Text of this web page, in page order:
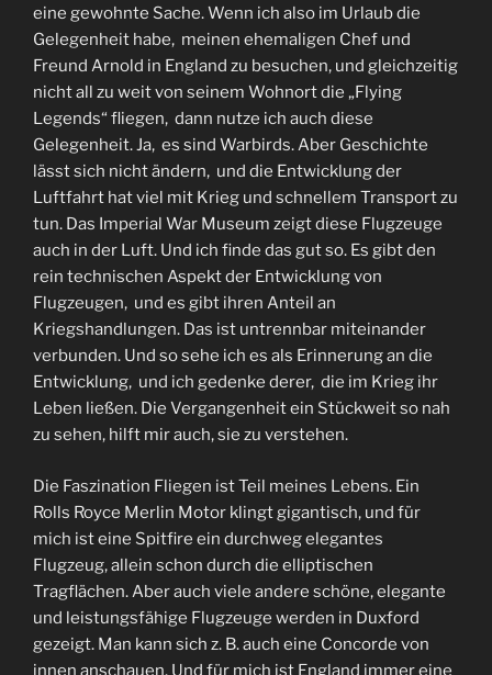
eine gewohnte Sache. Wenn ich also im Urlaub die
Gelegenheit habe, meinen ehemaligen Chef und
Freund Arnold in England zu besuchen, und gleichzeitig
nicht all zu weit von seinem Wohnort die „Flying
Legends“ fliegen, dann nutze ich auch diese
Gelegenheit. Ja, es sind Warbirds. Aber Geschichte
lässt sich nicht ändern, und die Entwicklung der
Luftfahrt hat viel mit Krieg und schnellem Transport zu
tun. Das Imperial War Museum zeigt diese Flugzeuge
auch in der Luft. Und ich finde das gut so. Es gibt den
rein technischen Aspekt der Entwicklung von
Flugzeugen, und es gibt ihren Anteil an
Kriegshandlungen. Das ist untrennbar miteinander
verbunden. Und so sehe ich es als Erinnerung an die
Entwicklung, und ich gedenke derer, die im Krieg ihr
Leben ließen. Die Vergangenheit ein Stückweit so nah
zu sehen, hilft mir auch, sie zu verstehen.
Die Faszination Fliegen ist Teil meines Lebens. Ein
Rolls Royce Merlin Motor klingt gigantisch, und für
mich ist eine Spitfire ein durchweg elegantes
Flugzeug, allein schon durch die elliptischen
Tragflächen. Aber auch viele andere schöne, elegante
und leistungsfähige Flugzeuge werden in Duxford
gezeigt. Man kann sich z. B. auch eine Concorde von
innen anschauen. Und für mich ist England immer eine